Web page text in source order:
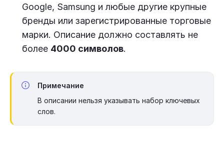
Google, Samsung и любые другие крупные
бренды или зарегистрированные торговые
марки. Описание должно составлять не
более 4000 символов.
Примечание
В описании нельзя указывать набор ключевых
слов.